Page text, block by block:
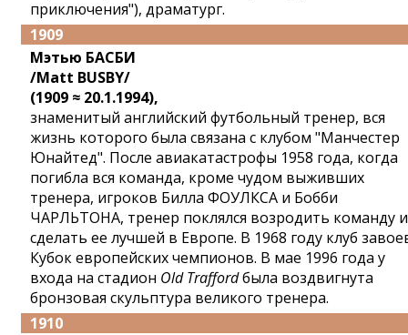
приключения"), драматург.
1909
Мэтью БАСБИ
/Matt BUSBY/
(1909 ≈ 20.1.1994),
знаменитый английский футбольный тренер, вся
жизнь которого была связана с клубом "Манчестер
Юнайтед". После авиакатастрофы 1958 года, когда
погибла вся команда, кроме чудом выживших
тренера, игроков Билла ФОУЛКСА и Бобби
ЧАРЛЬТОНА, тренер поклялся возродить команду и
сделать ее лучшей в Европе. В 1968 году клуб
Кубок европейских чемпионов. В мае 1996 года у
входа на стадион Old Traffordбыла воздвигнута
бронзовая скульптура великого тренера.
1910